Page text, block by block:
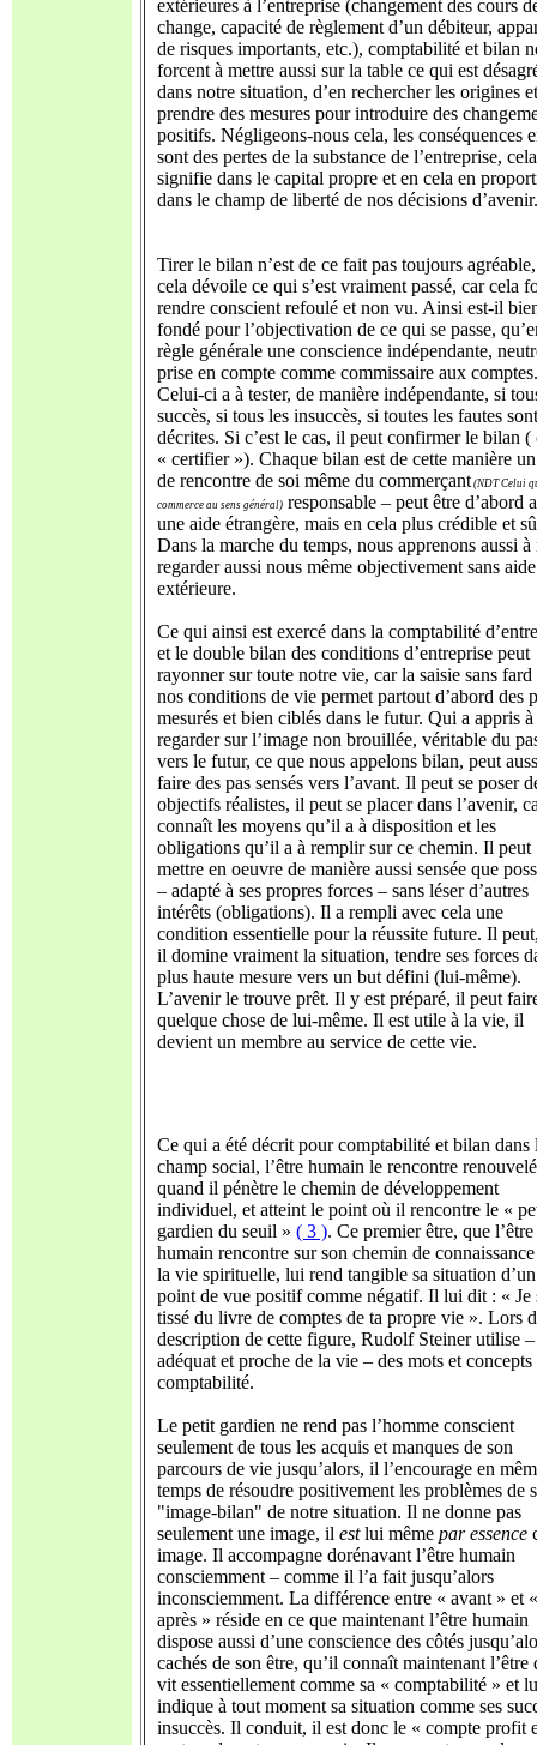
extérieures à l’entreprise (changement des cours
change, capacité de règlement d’un débiteur,
de risques importants, etc.), comptabilité et bilan
forcent à mettre aussi sur la table ce qui est
dans notre situation, d’en rechercher les origines et
prendre des mesures pour introduire des
positifs. Négligeons-nous cela, les conséquences
sont des pertes de la substance de l’entreprise, cela
signifie dans le capital propre et en cela en
dans le champ de liberté de nos décisions d’avenir.
Tirer le bilan n’est de ce fait pas toujours
cela dévoile ce qui s’est vraiment passé, car cela
rendre conscient refoulé et non vu. Ainsi est-il
fondé pour l’objectivation de ce qui se passe,
règle générale une conscience indépendante,
prise en compte comme commissaire aux comptes.
Celui-ci a à tester, de manière indépendante, si
succès, si tous les insuccès, si toutes les fautes
décrites. Si c’est le cas, il peut confirmer le bilan (
« certifier »). Chaque bilan est de cette manière
de rencontre de soi même du commerçant(NDT Celui
commerce au sens général) responsable – peut être d’abord
une aide étrangère, mais en cela plus crédible et
Dans la marche du temps, nous apprenons aussi à
regarder aussi nous même objectivement sans aide
extérieure.
Ce qui ainsi est exercé dans la comptabilité
et le double bilan des conditions d’entreprise peut
rayonner sur toute notre vie, car la saisie sans fard
nos conditions de vie permet partout d’abord des
mesurés et bien ciblés dans le futur. Qui a appris à
regarder sur l’image non brouillée, véritable du
vers le futur, ce que nous appelons bilan, peut
faire des pas sensés vers l’avant. Il peut se poser
objectifs réalistes, il peut se placer dans l’avenir,
connaît les moyens qu’il a à disposition et les
obligations qu’il a à remplir sur ce chemin. Il peut
mettre en oeuvre de manière aussi sensée que
– adapté à ses propres forces – sans léser d’autres
intérêts (obligations). Il a rempli avec cela une
condition essentielle pour la réussite future. Il
il domine vraiment la situation, tendre ses forces
plus haute mesure vers un but défini (lui-même).
L’avenir le trouve prêt. Il y est préparé, il peut
quelque chose de lui-même. Il est utile à la vie, il
devient un membre au service de cette vie.
Ce qui a été décrit pour comptabilité et bilan dans
champ social, l’être humain le rencontre
quand il pénètre le chemin de développement
individuel, et atteint le point où il rencontre le «
gardien du seuil » ( 3 ). Ce premier être, que l’être
humain rencontre sur son chemin de
la vie spirituelle, lui rend tangible sa situation d’un
point de vue positif comme négatif. Il lui dit : « Je
tissé du livre de comptes de ta propre vie ». Lors
description de cette figure, Rudolf Steiner utilise –
adéquat et proche de la vie – des mots et concepts
comptabilité.
Le petit gardien ne rend pas l’homme conscient
seulement de tous les acquis et manques de son
parcours de vie jusqu’alors, il l’encourage en
temps de résoudre positivement les problèmes de
"image-bilan" de notre situation. Il ne donne pas
seulement une image, il estlui même par essence
image. Il accompagne dorénavant l’être humain
consciemment – comme il l’a fait jusqu’alors
inconsciemment. La différence entre « avant » et «
après » réside en ce que maintenant l’être humain
dispose aussi d’une conscience des côtés
cachés de son être, qu’il connaît maintenant l’être
vit essentiellement comme sa « comptabilité » et
indique à tout moment sa situation comme ses
insuccès. Il conduit, il est donc le « compte profit